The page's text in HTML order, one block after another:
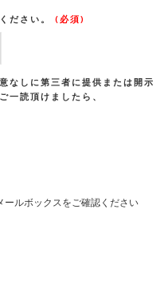
ださい。 (必須)
なしに第三者に提供または開示
一読頂けましたら、
ルボックスをご確認ください